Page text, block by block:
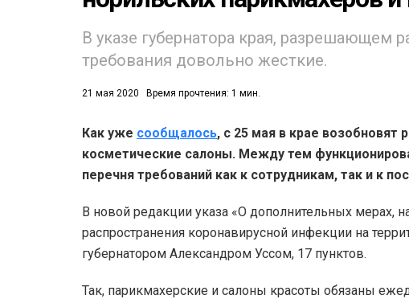
В указе губернатора края, разрешающем
требования довольно жесткие.
21 мая 2020 Время прочтения: 1 мин.
Как уже сообщалось, с 25 мая в крае возобновят
косметические салоны. Между тем
перечня требований как к сотрудникам, так и к
В новой редакции указа «О дополнительных мерах,
распространения коронавирусной инфекции на
губернатором Александром Уссом, 17 пунктов.
Так, парикмахерские и салоны красоты обязаны